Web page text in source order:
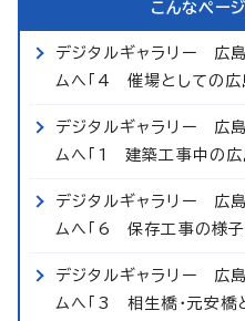
こんなペー
デジタルギャラリー 広
ムへ「4 催場としての
デジタルギャラリー 広
ムへ「1 建築工事中の広
デジタルギャラリー 広
ムへ「6 保存工事の様子
デジタルギャラリー 広
ムへ「3 相生橋・元安橋